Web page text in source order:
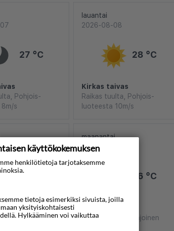
27 °C
Pohjois-
s
lauantai
2026-08-08
28 °C
Kirkas taivas
Raikas tuulta, Pohjois-
luoteesta 10m/s
27 °C
Pohjois-
maanantai
2026-08-10
26 °C
Raikas tuulta, pohjoinen
käyttökokemuksen
henkilötietoja tarjotaksemme
tietoja esimerkiksi sivuista, joilla
yksityiskohtaisesti
Hylkääminen voi vaikuttaa